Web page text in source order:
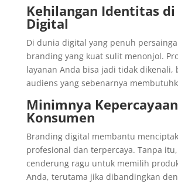
Kehilangan Identitas di
Digital
Di dunia digital yang penuh
branding yang kuat sulit menonjol.
layanan Anda bisa jadi tidak dikenali,
audiens yang sebenarnya
Minimnya Kepercayaan
Konsumen
Branding digital membantu
profesional dan terpercaya. Tanpa
cenderung ragu untuk memilih
Anda, terutama jika dibandingkan